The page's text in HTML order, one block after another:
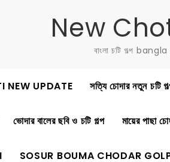
New
বাংলা চটি গল্প
NEW UPDATE সত্যি চোদার নতুন চটি
ভোদার বালের ছবি ও চটি গল্প মায়ের পাছা
SOSUR BOUMA CHODAR